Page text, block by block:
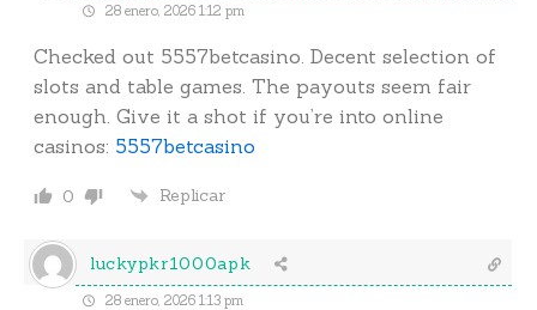
28 enero, 2026 1:12 pm
Checked out 5557betcasino. Decent selection of
slots and table games. The payouts seem fair
enough. Give it a shot if you’re into online
casinos: 5557betcasino
0 Replicar
luckypkr1000apk
28 enero, 2026 1:13 pm